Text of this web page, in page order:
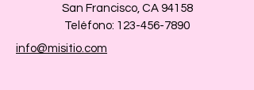
San Francisco, CA 94158
Teléfono: 123-456-7890
info@misitio.com